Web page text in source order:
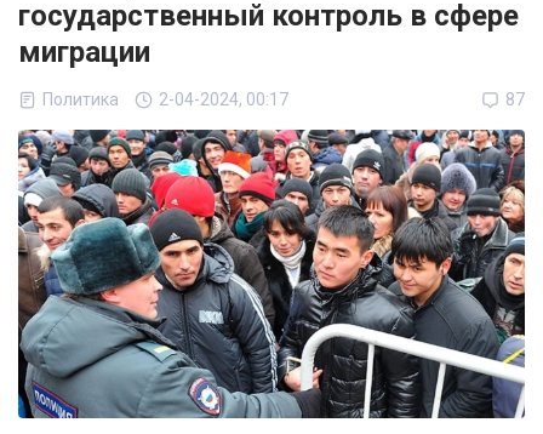
государственный контроль в сфере
миграции
Политика 2-04-2024, 00:17 87